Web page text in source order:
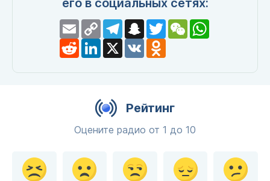
его в социальных сетях:
EmailCopy
Link
TelegramSnapchat
TwitterWeChatWhatsApp
RedditLinkedIn
X VK Odnoklassniki
Рейтинг
Оцените радио от 1 до 10